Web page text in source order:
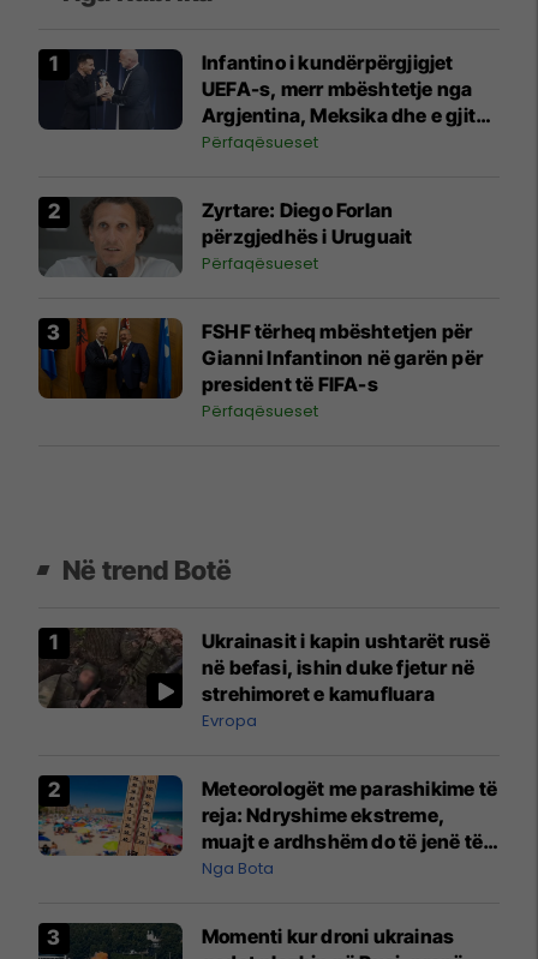
Infantino i kundërpërgjigjet
UEFA-s, merr mbështetje nga
Argjentina, Meksika dhe e gjithë
Afrika
Përfaqësueset
Zyrtare: Diego Forlan
përzgjedhës i Uruguait
Përfaqësueset
FSHF tërheq mbështetjen për
Gianni Infantinon në garën për
president të FIFA-s
Përfaqësueset
Në trend Botë
Ukrainasit i kapin ushtarët rusë
në befasi, ishin duke fjetur në
strehimoret e kamufluara
Evropa
Meteorologët me parashikime të
reja: Ndryshime ekstreme,
muajt e ardhshëm do të jenë të
pazakontë
Nga Bota
Momenti kur droni ukrainas